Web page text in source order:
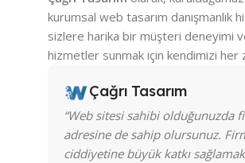
kurumsal web tasarım
sizlere harika bir müşteri deneyimi
hizmetler sunmak için kendimizi her
Çağrı Tasarım
“Web sitesi sahibi olduğunuzda
adresine de sahip olursunuz.
ciddiyetine büyük katkı